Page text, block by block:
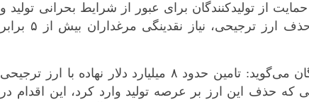
از تولیدکنندگان برای عبور از شرایط بحرانی تولید و
حفظ امنیت غذایی، اعلام می‌کند که پس از حذف ارز ترجیحی، نیاز نقدینگی مرغداران بیش از ۵ برابر
وی در بررسی وضعیت بازار از نگاه تولیدکنندگان می‌گوید: تامین حدود ۸ میلیارد دلار نهاده با ارز ترجیحی
که حذف این ارز بر عرصه تولید وارد کرد، این اقدام در